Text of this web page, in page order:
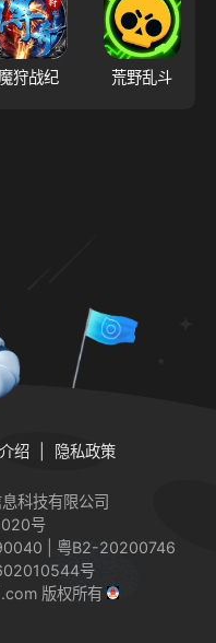
魔狩战纪 荒野乱斗
绍 隐私政策
科技有限公司
号
| 粤B2-20200746
号
版权所有